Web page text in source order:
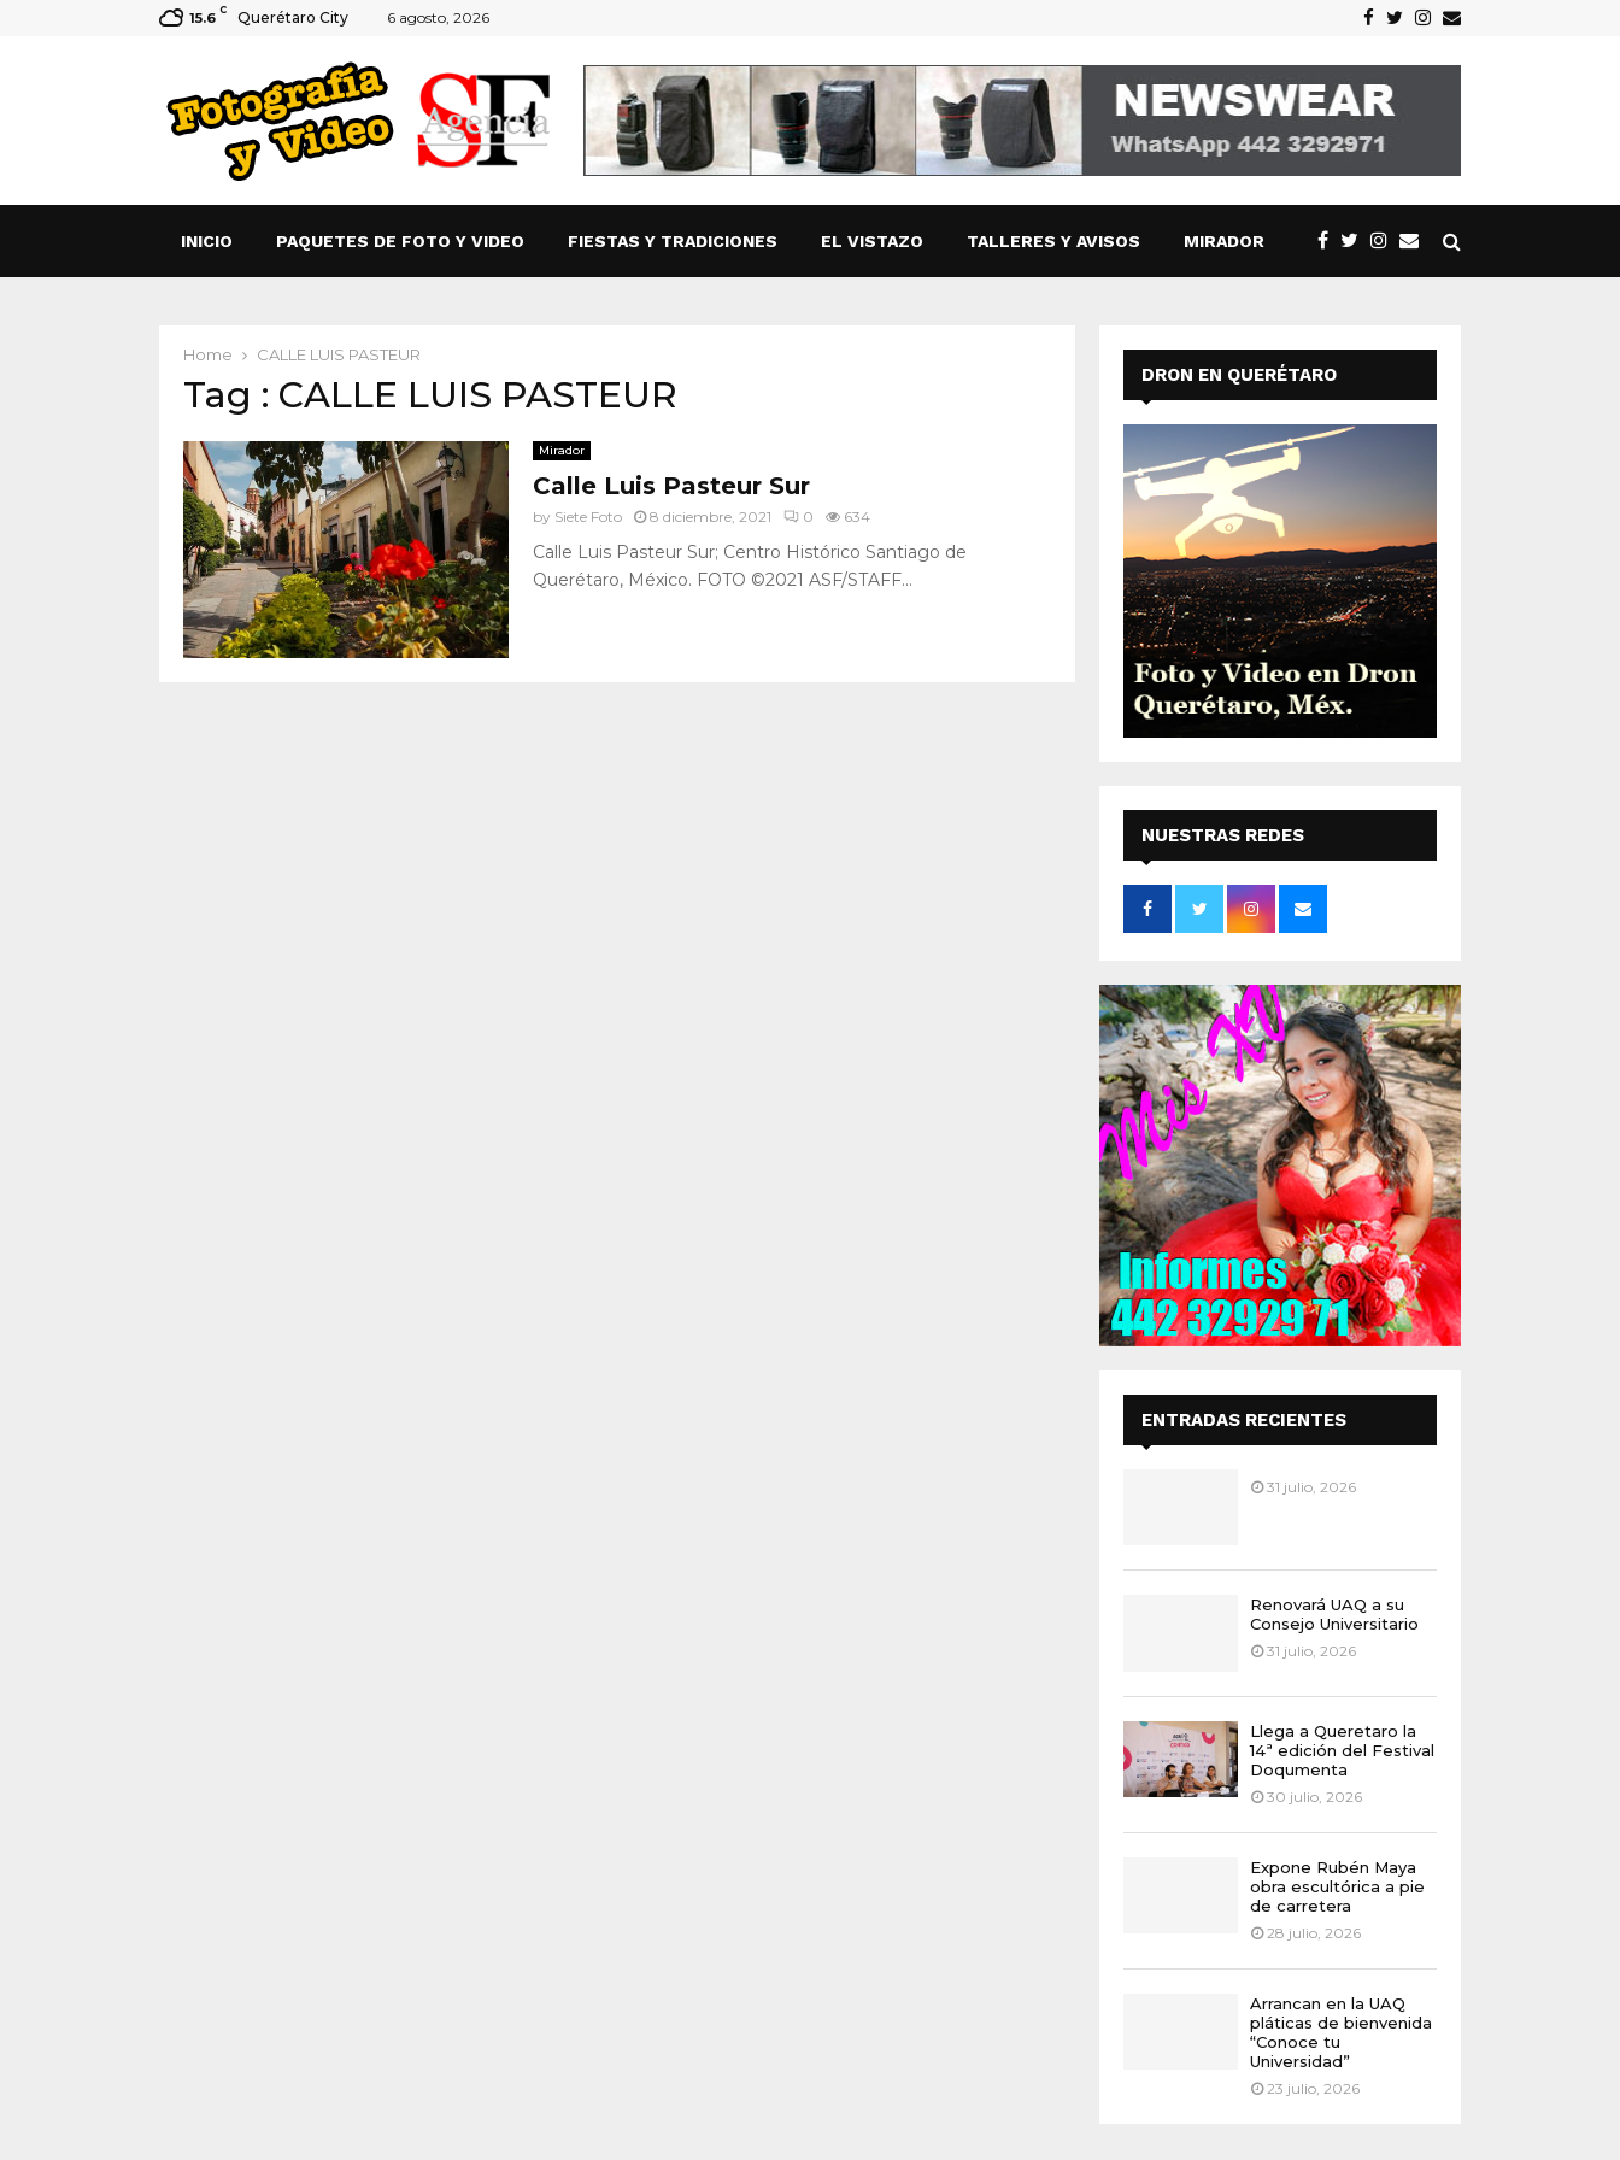
15.6 C Querétaro City 6 agosto, 2026 Facebook
TwitterInstagram
Email
INICIO PAQUETES DE FOTO Y VIDEO FIESTAS Y TRADICIONES EL VISTAZO TALLERES Y AVISOS MIRADOR
Home CALLE LUIS PASTEUR
Tag : CALLE LUIS PASTEUR
Mirador
Calle Luis Pasteur Sur
by Siete Foto 8 diciembre, 2021 0 634
Calle Luis Pasteur Sur; Centro Histórico Santiago de
Querétaro, México. FOTO ©2021 ASF/STAFF...
DRON EN QUERÉTARO
NUESTRAS REDES
SOCIALES
ENTRADAS RECIENTES
31 julio, 2026
Renovará UAQ a su
Consejo Universitario
31 julio, 2026
Llega a Queretaro la
14ª edición del Festival
Doqumenta
30 julio, 2026
Expone Rubén Maya
obra escultórica a pie
de carretera
28 julio, 2026
Arrancan en la UAQ
pláticas de bienvenida
“Conoce tu
Universidad”
23 julio, 2026